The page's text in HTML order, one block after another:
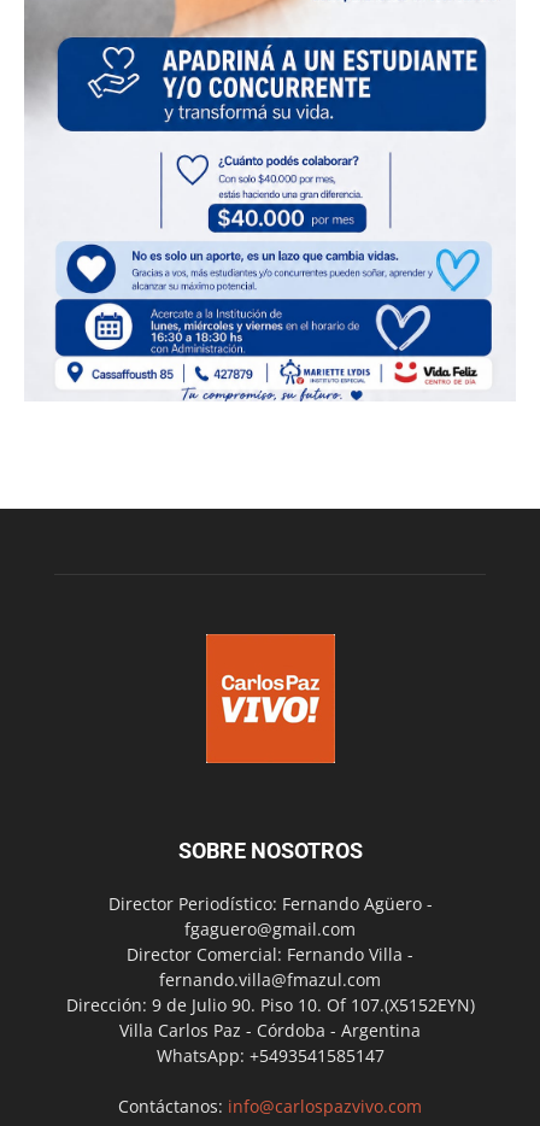
SOBRE NOSOTROS
Director Periodístico: Fernando Agüero -
fgaguero@gmail.com
Director Comercial: Fernando Villa -
fernando.villa@fmazul.com
Dirección: 9 de Julio 90. Piso 10. Of 107.(X5152EYN)
Villa Carlos Paz - Córdoba - Argentina
WhatsApp: +5493541585147
Contáctanos: info@carlospazvivo.com